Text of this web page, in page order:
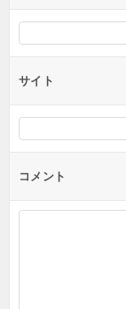
サイト
コメント